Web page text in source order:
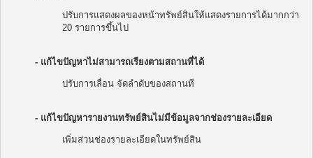
ปรับการแสดงผลของหน้าทรัพย์สินให้แสดงรายการได้มากกว่า
20 รายการขึ้นไป
- แก้ไขปัญหาไม่สามารถเรียงตามสถานที่ได้
ปรับการเลื่อน จัดลำดับของสถานที
- แก้ไขปัญหารายงานทรัพย์สินไม่มีข้อมูลจากช่องรายละเอียด
เพิ่มส่วนช่องรายละเอียดในทรัพย์สิน